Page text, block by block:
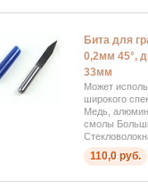
Бита для
0,2мм 45°,
33мм
Может
широкого
Медь,
смолы
110,0 руб.